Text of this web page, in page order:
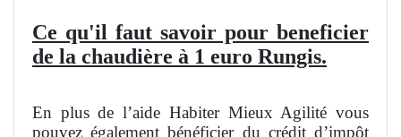
Ce qu'il faut savoir pour beneficier
de la chaudière à 1 euro Rungis.
En plus de l’aide Habiter Mieux Agilité vous
pouvez également bénéficier du crédit d’impôt